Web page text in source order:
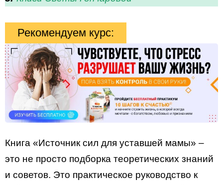
Рекомендуем курс:
Книга «Источник сил для уставшей мамы» –
это не просто подборка теоретических знаний
и советов. Это практическое руководство к